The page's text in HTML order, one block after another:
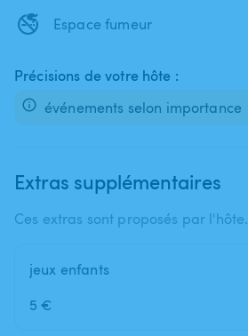
🚭 Espace fumeur
Précisions de votre hôte :
événements selon importance
Extras supplémentaires
Ces extras sont proposés par l'hôte.
jeux enfants
5 €